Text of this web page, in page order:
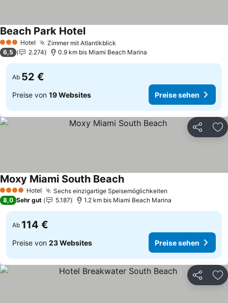
3 SterneHotel Zimmer mit Atlantikblick
Beach Park HotelPreise sehen
6,5 2.274 0.9 km bis Miami Beach Marina
Ab 52 €
Preise von 19 Websites Preise sehen
Teilen
4 Sterne Hotel Sechs einzigartige Speisemöglichkeiten
Moxy Miami South BeachPreise sehen
8,0 Sehr gut 5.187 1.2 km bis Miami Beach Marina
Ab 114 €
Preise von 23 Websites Preise sehen
Teilen